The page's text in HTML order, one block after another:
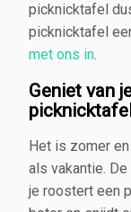
picknicktafel
picknicktafel
met ons in.
Geniet van
Het is zomer
als vakantie.
je roostert een